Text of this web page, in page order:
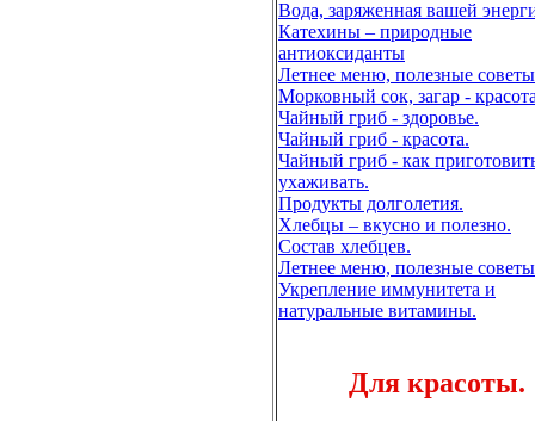
Вода, заряженная вашей
Катехины – природные
антиоксиданты
Летнее меню, полезные
Морковный сок, загар -
Чайный гриб - здоровье.
Чайный гриб - красота.
Чайный гриб - как
ухаживать.
Продукты долголетия.
Хлебцы – вкусно и полезно.
Состав хлебцев.
Летнее меню, полезные
Укрепление иммунитета и
натуральные витамины.
Для красоты.